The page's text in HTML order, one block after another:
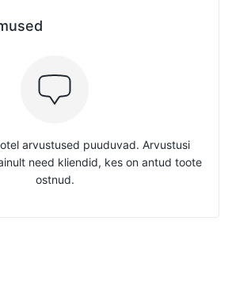
arvustused puuduvad. Arvustusi
need kliendid, kes on antud toote
ostnud.